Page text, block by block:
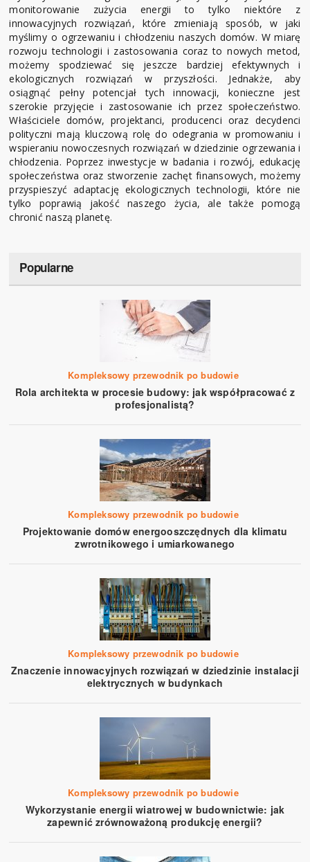
monitorowanie zużycia energii to tylko niektóre z
innowacyjnych rozwiązań, które zmieniają sposób, w jaki
myślimy o ogrzewaniu i chłodzeniu naszych domów. W miarę
rozwoju technologii i zastosowania coraz to nowych metod,
możemy spodziewać się jeszcze bardziej efektywnych i
ekologicznych rozwiązań w przyszłości. Jednakże, aby
osiągnąć pełny potencjał tych innowacji, konieczne jest
szerokie przyjęcie i zastosowanie ich przez społeczeństwo.
Właściciele domów, projektanci, producenci oraz decydenci
polityczni mają kluczową rolę do odegrania w promowaniu i
wspieraniu nowoczesnych rozwiązań w dziedzinie ogrzewania i
chłodzenia. Poprzez inwestycje w badania i rozwój, edukację
społeczeństwa oraz stworzenie zachęt finansowych, możemy
przyspieszyć adaptację ekologicznych technologii, które nie
tylko poprawią jakość naszego życia, ale także pomogą
chronić naszą planetę.
Popularne
Kompleksowy przewodnik po budowie
Rola architekta w procesie budowy: jak współpracować z
profesjonalistą?
Kompleksowy przewodnik po budowie
Projektowanie domów energooszczędnych dla klimatu
zwrotnikowego i umiarkowanego
Kompleksowy przewodnik po budowie
Znaczenie innowacyjnych rozwiązań w dziedzinie instalacji
elektrycznych w budynkach
Kompleksowy przewodnik po budowie
Wykorzystanie energii wiatrowej w budownictwie: jak
zapewnić zrównoważoną produkcję energii?